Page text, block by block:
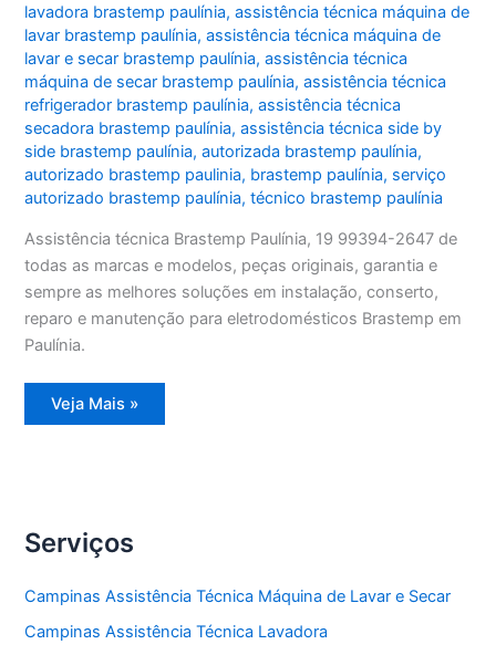
lavadora brastemp paulínia,assistência técnica máquina de
lavar brastemp paulínia,assistência técnica máquina de
lavar e secar brastemp paulínia,assistência técnica
máquina de secar brastemp paulínia,assistência técnica
refrigerador brastemp paulínia,assistência técnica
secadora brastemp paulínia,assistência técnica side by
side brastemp paulínia,autorizada brastemp paulínia,
autorizado brastemp paulinia, brastemp paulínia, serviço
autorizado brastemp paulínia,técnico brastemp paulínia
Assistência técnica Brastemp Paulínia, 19 99394-2647 de
todas as marcas e modelos, peças originais, garantia e
sempre as melhores soluções em instalação, conserto,
reparo e manutenção para eletrodomésticos Brastemp em
Paulínia.
Assistência
técnica
Veja Mais »
Serviços
Campinas Assistência Técnica Máquina de Lavar e Secar
Campinas Assistência Técnica Lavadora